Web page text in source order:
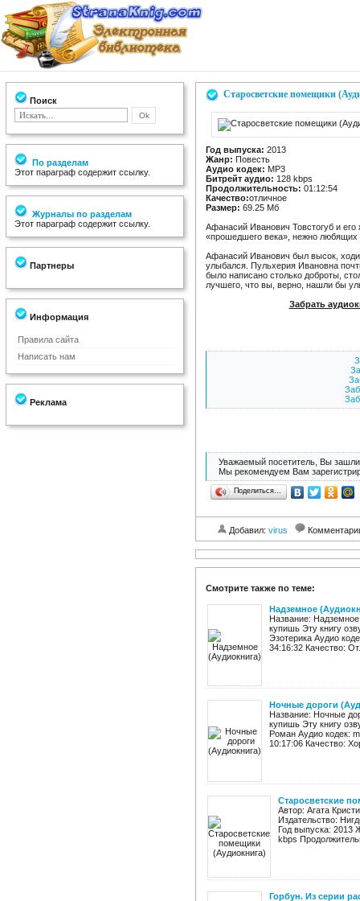
Поиск
По разделам
Этот параграф содержит ссылку.
Журналы по разделам
Этот параграф содержит ссылку.
Партнеры
Информация
Правила сайта
Написать нам
Реклама
Старосветские помещики
Год выпуска: 2013
Жанр: Повесть
Аудио кодек: MP3
Битрейт аудио: 128 kbps
Продолжительность: 01:12:54
Качество:отличное
Размер: 69.25 Мб
Афанасий Иванович Товстогуб и
«прошедшего века», нежно любящих
Афанасий Иванович был высок,
улыбался. Пульхерия Ивановна
было написано столько доброты,
лучшего, что вы, верно, нашли бы
Забрать
Уважаемый посетитель, Вы зашли
Мы рекомендуем Вам
Поделиться…
Добавил: virus
Смотрите также по теме:
Надземное
Название:
купишь Эту книгу
Эзотерика Аудио
34:16:32 Качество:
Ночные дороги
Название: Ночные
купишь Эту книгу
Роман Аудио кодек:
10:17:06 Качество:
Старосветские
Автор: Агата
Издательство:
Год выпуска: 2013
kbps
Горбун. Из серии